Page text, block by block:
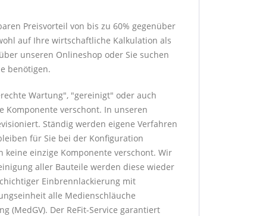
Preisvorteil von bis zu 60% gegenüber
auf Ihre wirtschaftliche Kalkulation als
unseren Onlineshop oder Sie suchen
benötigen.
Wartung", "gereinigt" oder auch
verschont. In unseren
Ständig werden eigene Verfahren
für Sie bei der Konfiguration
einzige Komponente verschont. Wir
aller Bauteile werden diese wieder
Einbrennlackierung mit
alle Medienschläuche
(MedGV). Der ReFit-Service garantiert